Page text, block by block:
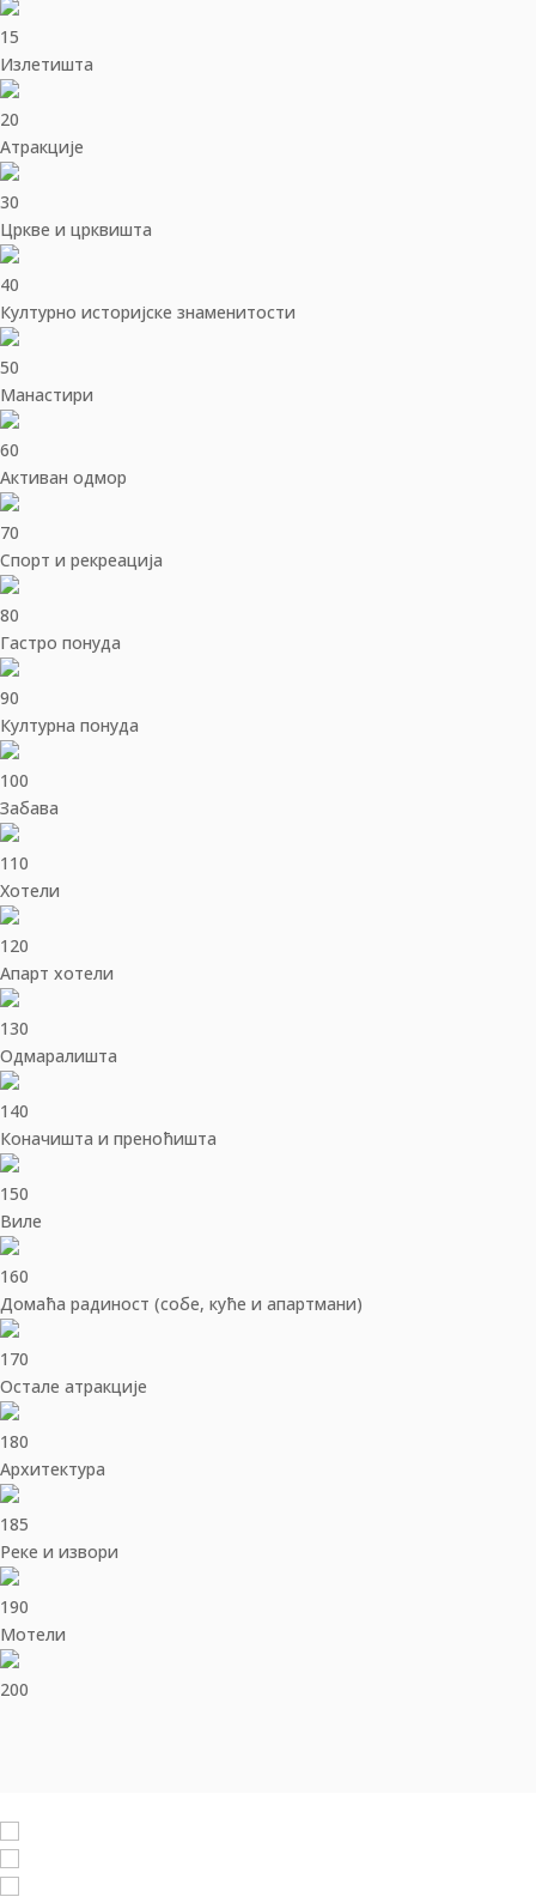
15
Излетишта
20
Aтракције
30
Цркве и црквишта
40
Културно историјске знаменитости
50
Манастири
60
Активан одмор
70
Спорт и рекреација
80
Гастро понуда
90
Културна понуда
100
Забава
110
Хотели
120
Апарт хотели
130
Одмаралишта
140
Коначишта и преноћишта
150
Виле
160
Домаћа радиност (собе, куће и апартмани)
170
Остале атракције
180
Архитектура
185
Реке и извори
190
Мотели
200